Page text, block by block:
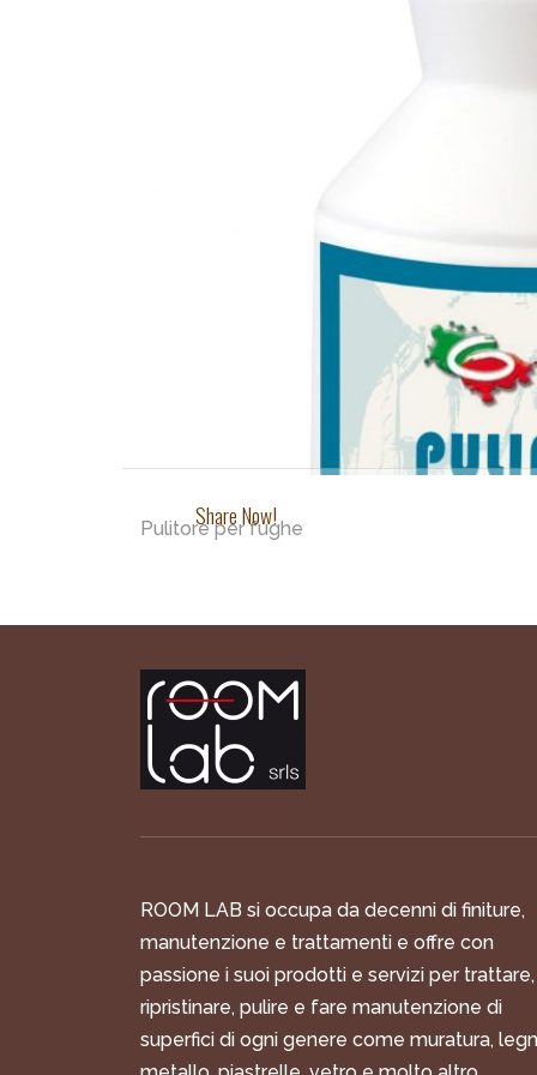
Pulitore per fughe
Share Now!
ROOM LAB si occupa da decenni di finiture,
manutenzione e trattamenti e offre con
passione i suoi prodotti e servizi per trattare,
ripristinare, pulire e fare manutenzione di
superfici di ogni genere come muratura,